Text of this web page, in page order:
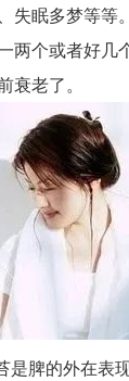
失眠多梦等等
两个或者好几
衰老了。
是脾的外在表